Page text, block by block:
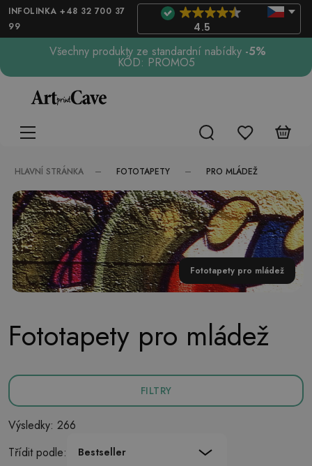
INFOLINKA +48 32 700 37
99
4.5
Všechny produkty ze standardní nabídky -5%
KÓD: PROMO5
HLAVNÍ STRÁNKA FOTOTAPETY PRO MLÁDEŽ
Fototapety pro mládež
Fototapety pro mládež
FILTRY
Výsledky: 266
Třídit podle:
Bestseller